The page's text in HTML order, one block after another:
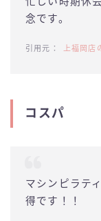
念です。
上福岡店
コスパ
マシンピラテ
得です！！